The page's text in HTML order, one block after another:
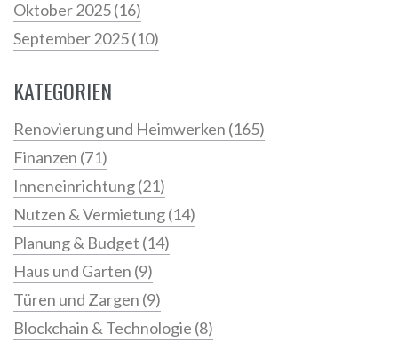
Oktober 2025(16)
September 2025(10)
KATEGORIEN
Renovierung und Heimwerken (165)
Finanzen (71)
Inneneinrichtung(21)
Nutzen & Vermietung(14)
Planung & Budget (14)
Haus und Garten (9)
Türen und Zargen (9)
Blockchain & Technologie (8)